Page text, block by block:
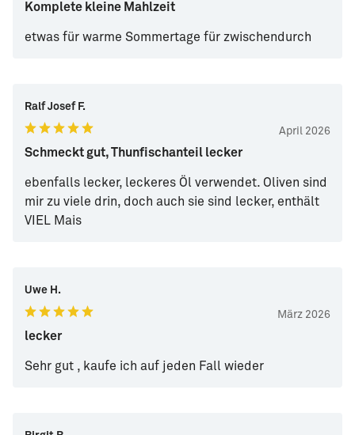
Komplete kleine Mahlzeit
etwas für warme Sommertage für zwischendurch
Ralf Josef F.
April 2026
Schmeckt gut, Thunfischanteil lecker
ebenfalls lecker, leckeres Öl verwendet. Oliven sind
mir zu viele drin, doch auch sie sind lecker, enthält
VIEL Mais
Uwe H.
März 2026
lecker
Sehr gut , kaufe ich auf jeden Fall wieder